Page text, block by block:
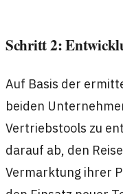
Schritt 2:
Auf Basis der
beiden
Vertriebstools zu
darauf ab, den
Vermarktung ihrer